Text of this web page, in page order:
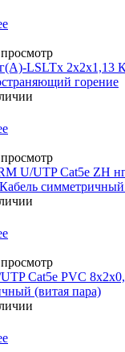
LSLTx 2х2х1,13
горение
U/UTP Cat5e ZH
симметричный
Cat5e PVC
(витая пара)